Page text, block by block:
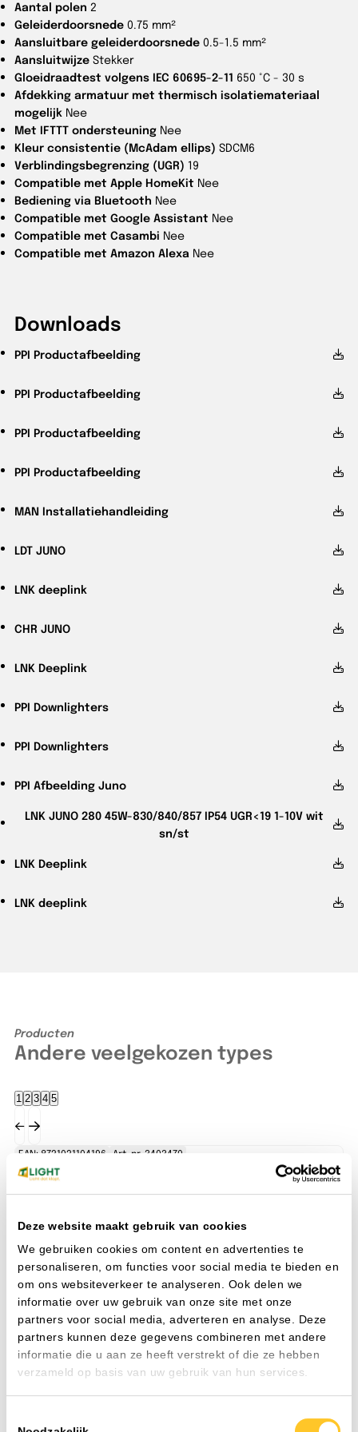
Deze website maakt gebruik van cookies
We gebruiken cookies om content en advertenties te
personaliseren, om functies voor social media te bieden en
om ons websiteverkeer te analyseren. Ook delen we
informatie over uw gebruik van onze site met onze
partners voor social media, adverteren en analyse. Deze
partners kunnen deze gegevens combineren met andere
informatie die u aan ze heeft verstrekt of die ze hebben
verzameld op basis van uw gebruik van hun services.
Aantal polen 2
Geleiderdoorsnede 0.75 mm²
Aansluitbare geleiderdoorsnede 0.5-1.5 mm²
Aansluitwijze Stekker
Gloeidraadtest volgens IEC 60695-2-11 650 °C - 30 s
Afdekking armatuur met thermisch isolatiemateriaal
mogelijk Nee
Met IFTTT ondersteuning Nee
Kleur consistentie (McAdam ellips) SDCM6
Verblindingsbegrenzing (UGR) 19
Compatible met Apple HomeKit Nee
Bediening via Bluetooth Nee
Compatible met Google Assistant Nee
Compatible met Casambi Nee
Compatible met Amazon Alexa Nee
Downloads
PPI Productafbeelding
PPI Productafbeelding
PPI Productafbeelding
PPI Productafbeelding
MAN Installatiehandleiding
LDT JUNO
LNK deeplink
CHR JUNO
LNK Deeplink
PPI Downlighters
PPI Downlighters
PPI Afbeelding Juno
LNK JUNO 280 45W-830/840/857 IP54 UGR<19 1-10V wit
sn/st
LNK Deeplink
LNK deeplink
Producten
Andere veelgekozen types
1 2 3 4 5
EAN: 8721021104196 Art. nr. 3403470